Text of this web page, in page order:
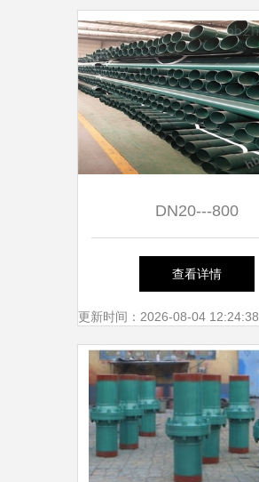
DN20---800
查看详情
更新时间：2026-08-04 12:24:38